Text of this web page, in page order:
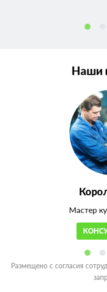
Наши
Мастер
Размещено с согласия